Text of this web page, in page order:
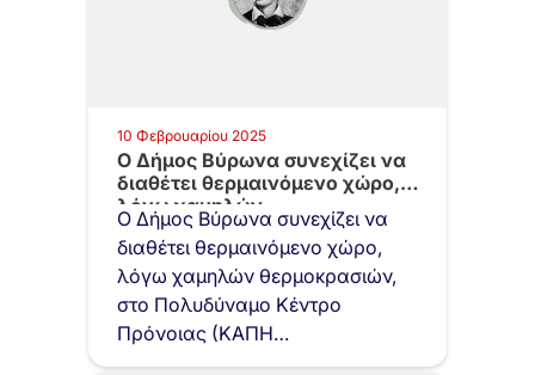
10 Φεβρουαρίου 2025
Ο Δήμος Βύρωνα συνεχίζει να
διαθέτει θερμαινόμενο χώρο,
λόγω χαμηλών…
Ο Δήμος Βύρωνα συνεχίζει να
διαθέτει θερμαινόμενο χώρο,
λόγω χαμηλών θερμοκρασιών,
στο Πολυδύναμο Κέντρο
Πρόνοιας (ΚΑΠΗ
Μεταμόρφωσης Καλλιπόλεως